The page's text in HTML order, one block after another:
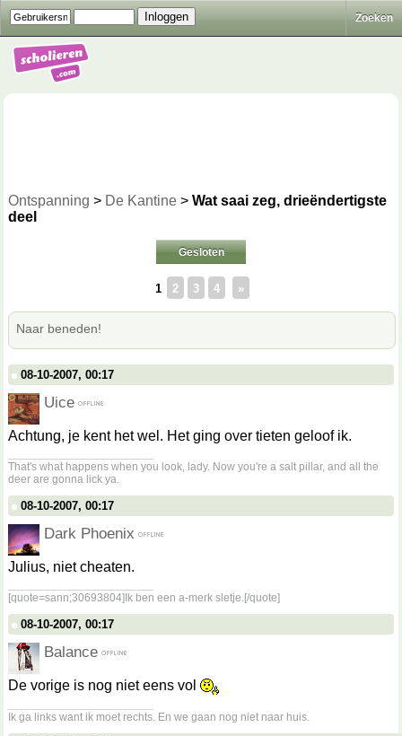
Zoeken
Ontspanning > De Kantine > Wat saai zeg, drieëndertigste
deel
Gesloten
1 2 3 4 »
Naar beneden!
08-10-2007, 00:17
Uice
Achtung, je kent het wel. Het ging over tieten geloof ik.
That's what happens when you look, lady. Now you're a salt pillar, and all the
deer are gonna lick ya.
08-10-2007, 00:17
Dark Phoenix
Julius, niet cheaten.
[quote=sann;30693804]Ik ben een a-merk sletje.[/quote]
08-10-2007, 00:17
Balance
De vorige is nog niet eens vol
Ik ga links want ik moet rechts. En we gaan nog niet naar huis.